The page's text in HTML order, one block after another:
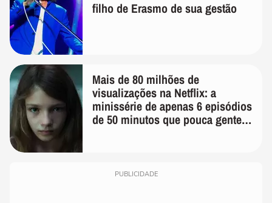
filho de Erasmo de sua gestão
Mais de 80 milhões de
visualizações na Netflix: a
minissérie de apenas 6 episódios
de 50 minutos que pouca gente
PUBLICIDADE